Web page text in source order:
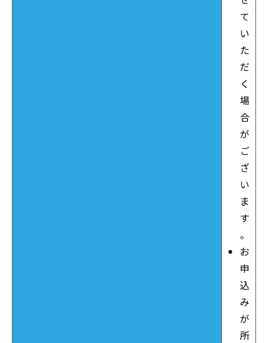
て
い
た
だ
く
場
合
が
ご
ざ
い
ま
す
。
お
申
込
み
が
所